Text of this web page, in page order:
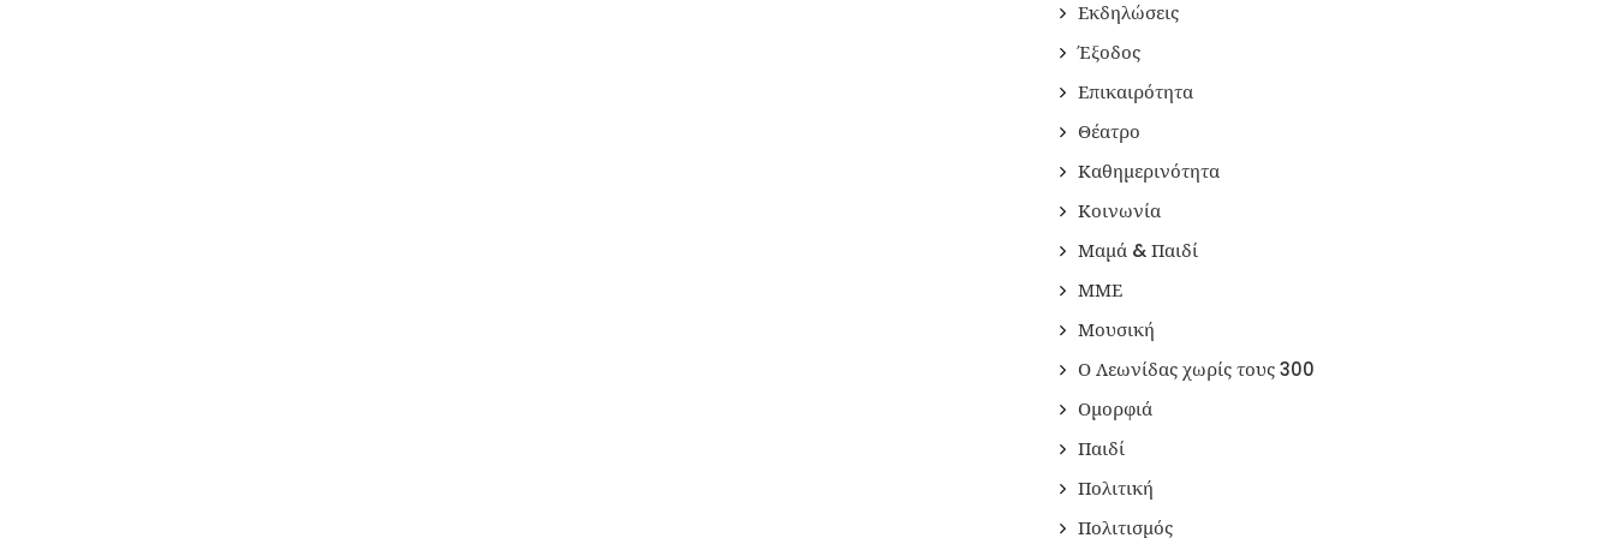
Εκδηλώσεις
Έξοδος
Επικαιρότητα
Θέατρο
Καθημερινότητα
Κοινωνία
Μαμά & Παιδί
ΜΜΕ
Μουσική
Ο Λεωνίδας χωρίς τους 300
Ομορφιά
Παιδί
Πολιτική
Πολιτισμός